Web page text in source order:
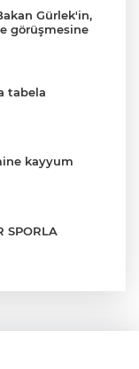
Gürlek'in,
görüşmesine
tabela
kayyum
SPORLA